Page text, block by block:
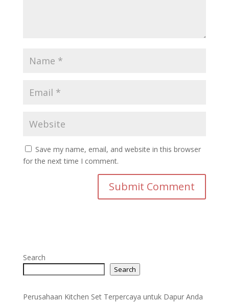
Save my name, email, and website in this browser
for the next time I comment.
Search
Search
Perusahaan Kitchen Set Terpercaya untuk Dapur Anda